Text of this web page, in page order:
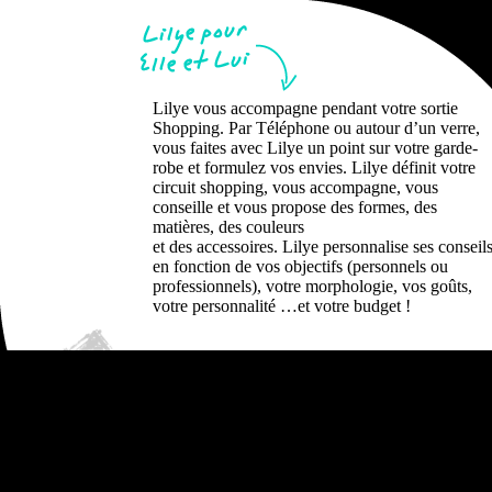
Lilye vous accompagne pendant votre sortie
Shopping. Par Téléphone ou autour d’un verre,
vous faites avec Lilye un point sur votre garde-
robe et formulez vos envies. Lilye définit votre
circuit shopping, vous accompagne, vous
conseille et vous propose des formes, des
matières, des couleurs
et des accessoires. Lilye personnalise ses conseils
en fonction de vos objectifs (personnels ou
professionnels), votre morphologie, vos goûts,
votre personnalité …et votre budget !